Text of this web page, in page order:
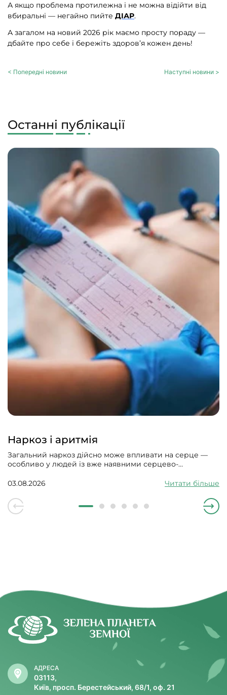
А якщо проблема протилежна і не можна відійти від
вбиральні — негайно пийте ДІАР.
А загалом на новий 2026 рік маємо просту пораду —
дбайте про себе і бережіть здоров’я кожен день!
< Попередні новини Наступні новини >
Останні публікації
Наркоз і аритмія
Загальний наркоз дійсно може впливати на серце —
особливо у людей із вже наявними серцево-
серцевого ритму, гіпотонію, зменшити силу скорочень
03.08.2026 Читати більше
АДРЕСА
03113,
Київ, просп. Берестейський, 68/1, оф. 21